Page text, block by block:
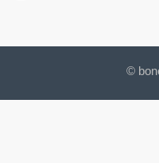
©